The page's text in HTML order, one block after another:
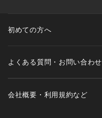
初めての方へ
よくある質問・お問い合わせ
会社概要・利用規約など